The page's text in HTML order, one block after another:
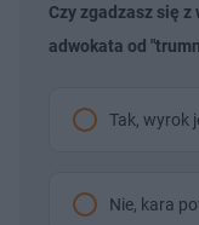
Czy zgadzasz się z
adwokata od
Tak, wyrok
Nie, kara